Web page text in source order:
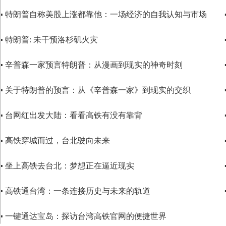
▪ 特朗普自称美股上涨都靠他：一场经济的自我认知与市场
▪ 特朗普: 未干预洛杉矶火灾
▪ 辛普森一家预言特朗普：从漫画到现实的神奇时刻
▪ 关于特朗普的预言：从《辛普森一家》到现实的交织
▪ 台网红出发大陆：看看高铁有没有靠背
▪ 高铁穿城而过，台北驶向未来
▪ 坐上高铁去台北：梦想正在逼近现实
▪ 高铁通台湾：一条连接历史与未来的轨道
▪ 一键通达宝岛：探访台湾高铁官网的便捷世界